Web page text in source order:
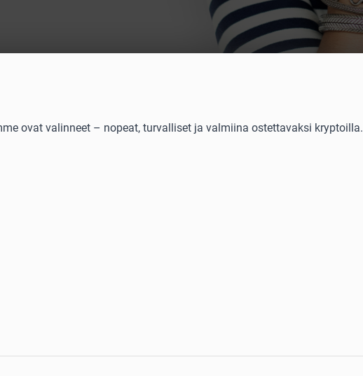
ovat valinneet – nopeat, turvalliset ja valmiina ostettavaksi kryptoilla.